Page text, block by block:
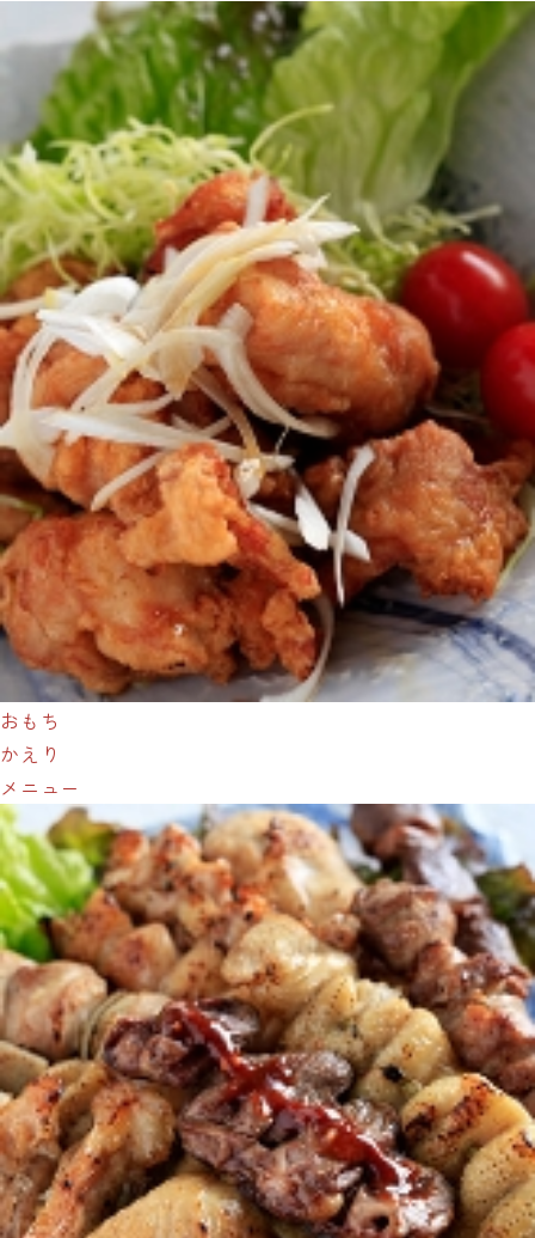
おもち
かえり
メニュー
【金土日祝：】
（昼）11:30～14:30（夜）17:00～22:00
※オーダーストップ（昼）14：00（夜）21:30
お持ち帰り
【火水木】
（昼）11:00～14:30（夜）16:30～20:30
※オーダーストップ（昼）14：00（夜）20:00
【金土日祝：】
（昼）11:00～14:30（夜）16:30～21:30
※オーダーストップ（昼）14：00（夜）21:00
定休日
毎週月曜日
骨付鳥パチャマンカ
倉敷連島店